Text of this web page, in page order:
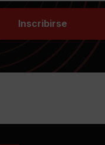
Inscribirse